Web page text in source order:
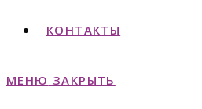
КОНТАКТЫ
МЕНЮ ЗАКРЫТЬ